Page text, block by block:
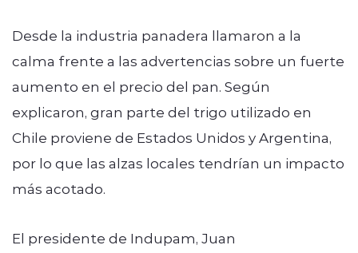
Desde la industria panadera llamaron a la
calma frente a las advertencias sobre un fuerte
aumento en el precio del pan. Según
explicaron, gran parte del trigo utilizado en
Chile proviene de Estados Unidos y Argentina,
por lo que las alzas locales tendrían un impacto
más acotado.
El presidente de Indupam, Juan